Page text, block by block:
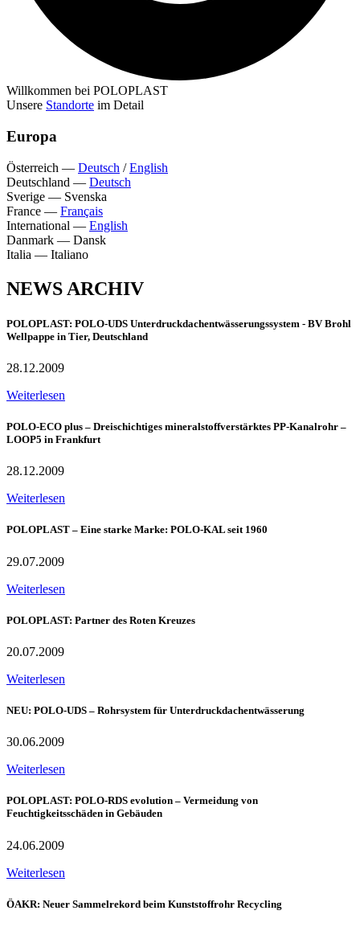
Willkommen bei POLOPLAST
Unsere Standorte im Detail
Europa
Österreich — Deutsch /English
Deutschland — Deutsch
Sverige — Svenska
France — Français
International — English
Danmark — Dansk
Italia — Italiano
NEWS ARCHIV
POLOPLAST: POLO-UDS Unterdruckdachentwässerungssystem - BV Brohl
Wellpappe in Tier, Deutschland
28.12.2009
Weiterlesen
POLO-ECO plus – Dreischichtiges mineralstoffverstärktes PP-Kanalrohr –
LOOP5 in Frankfurt
28.12.2009
Weiterlesen
POLOPLAST – Eine starke Marke: POLO-KAL seit 1960
29.07.2009
Weiterlesen
POLOPLAST: Partner des Roten Kreuzes
20.07.2009
Weiterlesen
NEU: POLO-UDS – Rohrsystem für Unterdruckdachentwässerung
30.06.2009
Weiterlesen
POLOPLAST: POLO-RDS evolution – Vermeidung von
Feuchtigkeitsschäden in Gebäuden
24.06.2009
Weiterlesen
ÖAKR: Neuer Sammelrekord beim Kunststoffrohr Recycling